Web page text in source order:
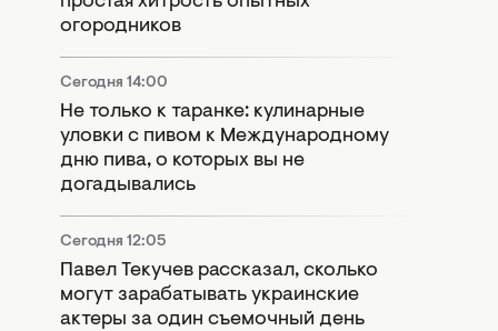
огородников
Сегодня 14:00
Не только к таранке: кулинарные
уловки с пивом к Международному
дню пива, о которых вы не
догадывались
Сегодня 12:05
Павел Текучев рассказал, сколько
могут зарабатывать украинские
актеры за один съемочный день